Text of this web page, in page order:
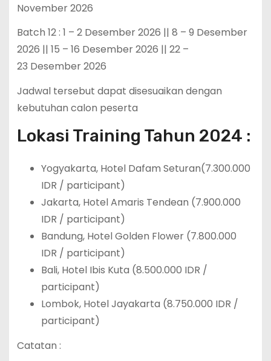
November 2026
Batch 12 : 1 – 2 Desember 2026 || 8 – 9 Desember
2026 || 15 – 16 Desember 2026 || 22 –
23 Desember 2026
Jadwal tersebut dapat disesuaikan dengan
kebutuhan calon peserta
Lokasi Training Tahun 2024 :
Yogyakarta, Hotel Dafam Seturan(7.300.000
IDR / participant)
Jakarta, Hotel Amaris Tendean (7.900.000
IDR / participant)
Bandung, Hotel Golden Flower (7.800.000
IDR / participant)
Bali, Hotel Ibis Kuta (8.500.000 IDR /
participant)
Lombok, Hotel Jayakarta (8.750.000 IDR /
participant)
Catatan :